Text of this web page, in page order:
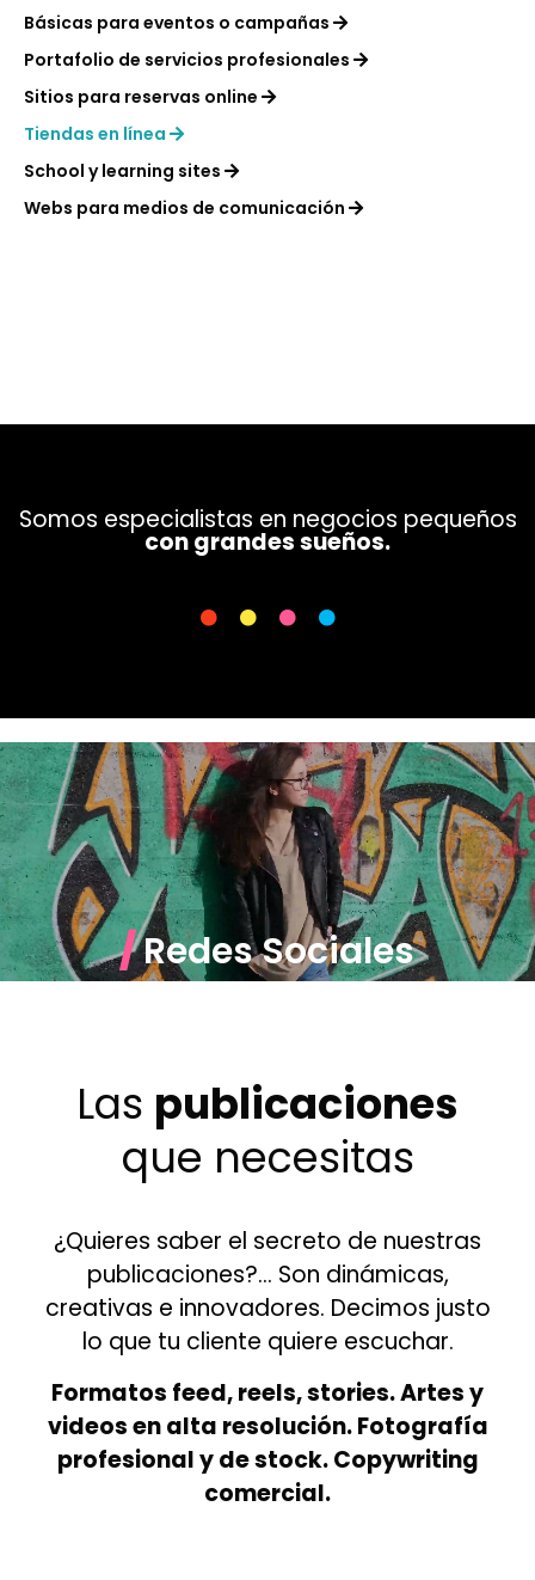
Básicas para eventos o campañas
Portafolio de servicios profesionales
Sitios para reservas online
Tiendas en línea
School y learning sites
Webs para medios de comunicación
Somos especialistas en negocios pequeños
con grandes sueños.
/Redes Sociales
Las publicaciones
que necesitas
¿Quieres saber el secreto de nuestras
publicaciones?… Son dinámicas,
creativas e innovadores. Decimos justo
lo que tu cliente quiere escuchar.
Formatos feed, reels, stories. Artes y
videos en alta resolución. Fotografía
profesional y de stock. Copywriting
comercial.